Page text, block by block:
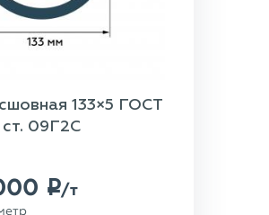
133×5 ГОСТ
09Г2С
p/т